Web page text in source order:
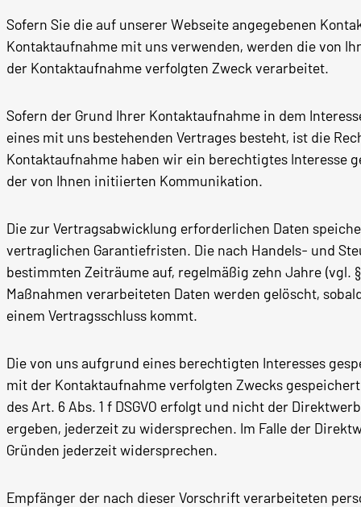
Sofern Sie die auf unserer Webseite angegebenen
Kontaktaufnahme mit uns verwenden, werden die von
der Kontaktaufnahme verfolgten Zweck verarbeitet.
Sofern der Grund Ihrer Kontaktaufnahme in dem
eines mit uns bestehenden Vertrages besteht, ist die
Kontaktaufnahme haben wir ein berechtigtes Interesse
der von Ihnen initiierten Kommunikation.
Die zur Vertragsabwicklung erforderlichen Daten
vertraglichen Garantiefristen. Die nach Handels- und
bestimmten Zeiträume auf, regelmäßig zehn Jahre (vgl.
Maßnahmen verarbeiteten Daten werden gelöscht,
einem Vertragsschluss kommt.
Die von uns aufgrund eines berechtigten Interesses
mit der Kontaktaufnahme verfolgten Zwecks
des Art. 6 Abs. 1 f DSGVO erfolgt und nicht der
ergeben, jederzeit zu widersprechen. Im Falle der
Gründen jederzeit widersprechen.
Empfänger der nach dieser Vorschrift verarbeiteten